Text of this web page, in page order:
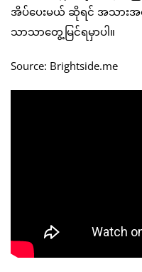
အိပ်ပေးမယ် ဆိုရင် အသား
သာသာတွေ့မြင်ရမှာပါ။
Source: Brightside.me